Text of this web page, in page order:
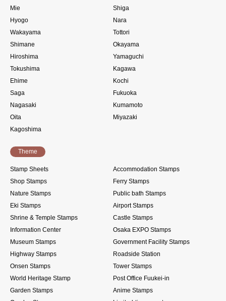
Mie
Shiga
Hyogo
Nara
Wakayama
Tottori
Shimane
Okayama
Hiroshima
Yamaguchi
Tokushima
Kagawa
Ehime
Kochi
Saga
Fukuoka
Nagasaki
Kumamoto
Oita
Miyazaki
Kagoshima
Theme
Stamp Sheets
Accommodation Stamps
Shop Stamps
Ferry Stamps
Nature Stamps
Public bath Stamps
Eki Stamps
Airport Stamps
Shrine & Temple Stamps
Castle Stamps
Information Center
Osaka EXPO Stamps
Museum Stamps
Government Facility Stamps
Highway Stamps
Roadside Station
Onsen Stamps
Tower Stamps
World Heritage Stamp
Post Office Fuukei-in
Garden Stamps
Anime Stamps